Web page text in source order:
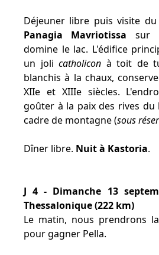
Déjeuner libre puis visite du
Panagia Mavriotissa sur
domine le lac. L'édifice
un jolicatholicon à toit de
blanchis à la chaux,
XIIe et XIIIe siècles.
goûter à la paix des rives du
cadre de montagne (sous
Dîner libre. Nuit à Kastoria.
J 4 - Dimanche 13
Thessalonique (222 km)
Le matin, nous prendrons
pour gagner Pella.